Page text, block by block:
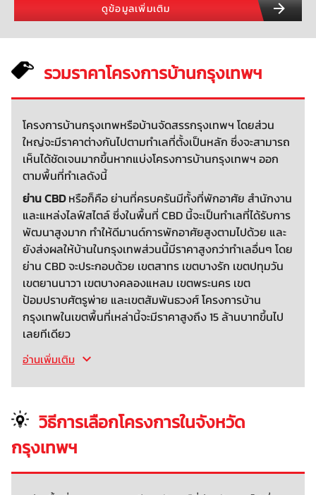
ดูข้อมูลเพิ่มเติม
รวมราคาโครงการบ้านกรุงเทพฯ
โครงการบ้านกรุงเทพหรือบ้านจัดสรรกรุงเทพฯ โดยส่วน
ใหญ่จะมีราคาต่างกันไปตามทำเลที่ตั้งเป็นหลัก ซึ่งจะสามารถ
เห็นได้ชัดเจนมากขึ้นหากแบ่งโครงการบ้านกรุงเทพฯ ออก
ตามพื้นที่ทำเลดังนี้
ย่าน CBDหรือก็คือ ย่านที่ครบครันมีทั้งที่พักอาศัย สำนักงาน
และแหล่งไลฟ์สไตล์ ซึ่งในพื้นที่ CBD นี้จะเป็นทำเลที่ได้รับการ
พัฒนาสูงมาก ทำให้ดีมานด์การพักอาศัยสูงตามไปด้วย และ
ยังส่งผลให้บ้านในกรุงเทพส่วนนี้มีราคาสูงกว่าทำเลอื่นๆ โดย
ย่าน CBD จะประกอบด้วย เขตสาทร เขตบางรัก เขตปทุมวัน
เขตยานนาวา เขตบางคลองแหลม เขตพระนคร เขต
ป้อมปราบศัตรูพ่าย และเขตสัมพันธวงศ์ โครงการบ้าน
กรุงเทพในเขตพื้นที่เหล่านี้จะมีราคาสูงถึง 15 ล้านบาทขึ้นไป
เลยทีเดียว
อ่านเพิ่มเติม
วิธีการเลือกโครงการในจังหวัด
กรุงเทพฯ